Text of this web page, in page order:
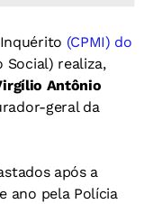
(CPMI) do
realiza,
Antônio
geral da
após a
ano pela Polícia